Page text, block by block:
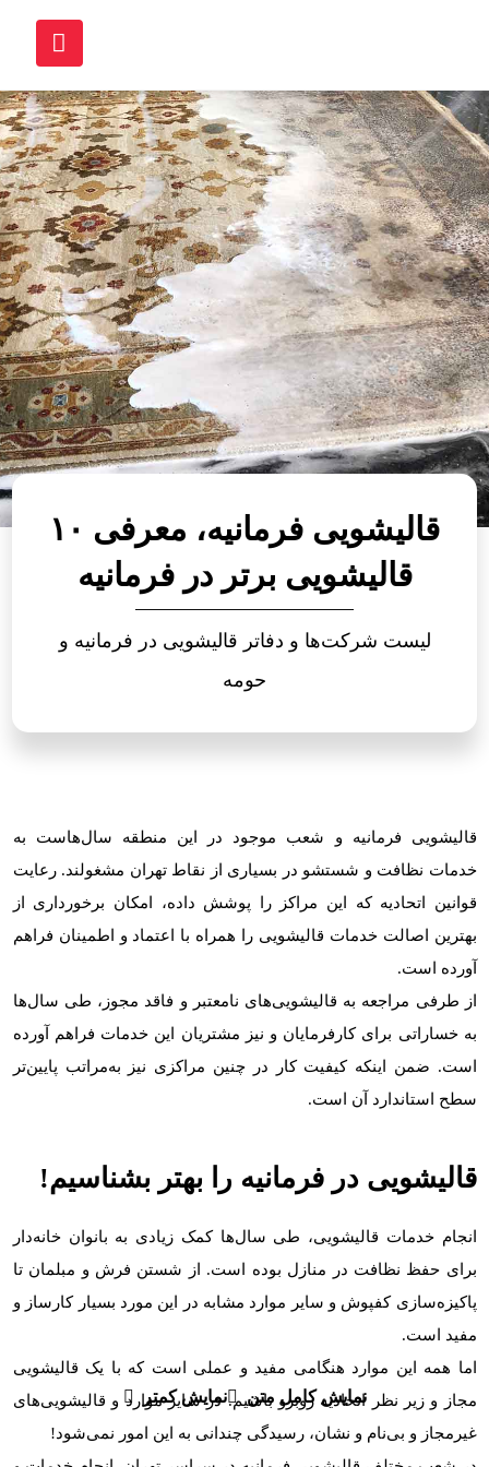
قالیشویی فرمانیه، معرفی ۱۰
قالیشویی برتر در فرمانیه
لیست شرکت‌ها و دفاتر قالیشویی در فرمانیه و
حومه
قالیشویی فرمانیه و شعب موجود در این منطقه سال‌هاست به
خدمات نظافت و شستشو در بسیاری از نقاط تهران مشغولند. رعایت
قوانین اتحادیه که این مراکز را پوشش داده، امکان برخورداری از
بهترین اصالت خدمات قالیشویی را همراه با اعتماد و اطمینان فراهم
آورده است.
از طرفی مراجعه به قالیشویی‌های نامعتبر و فاقد مجوز، طی سال‌ها
به خساراتی برای کارفرمایان و نیز مشتریان این خدمات فراهم آورده
است. ضمن اینکه کیفیت کار در چنین مراکزی نیز به‌مراتب پایین‌تر
سطح استاندارد آن است.
قالیشویی‌ در فرمانیه را بهتر بشناسیم!
انجام خدمات قالیشویی، طی سال‌ها کمک زیادی به بانوان خانه‌دار
برای حفظ نظافت در منازل بوده است. از شستن فرش‌ و مبلمان تا
پاکیزه‌سازی کفپوش و سایر موارد مشابه در این مورد بسیار کارساز و
مفید است.
اما همه این موارد هنگامی مفید و عملی است که با یک قالیشویی
مجاز و زیر نظر اتحادیه روبرو باشیم. در سایر موارد و قالیشویی‌های
غیرمجاز و بی‌نام و نشان، رسیدگی چندانی به این امور نمی‌شود!
نمایش کامل متن نمایش کمتر